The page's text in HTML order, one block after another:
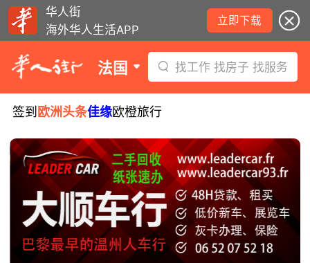
华人街
海外华人生活APP
立即下载
法国 找工作 找房子 找服务
签到 欧洲头条佳缘欧橙旅行
8月5日要闻：易捷航空八月罢工预警！